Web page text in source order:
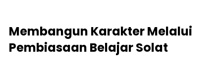
Membangun Karakter Melalui
Pembiasaan Belajar Solat